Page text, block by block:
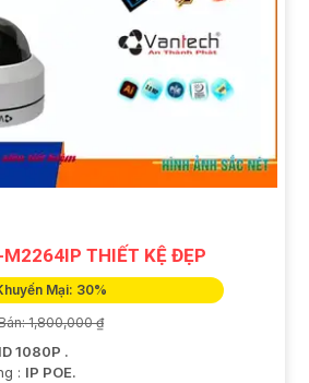
THIẾT KỆ ĐẸP
Mại: 30%
1,800,000 ₫
1080P .
: IP POE.